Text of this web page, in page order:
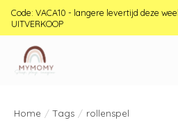
Code: VACA10 - langere levertijd deze
UITVERKOOP
Home / Tags / rollenspel